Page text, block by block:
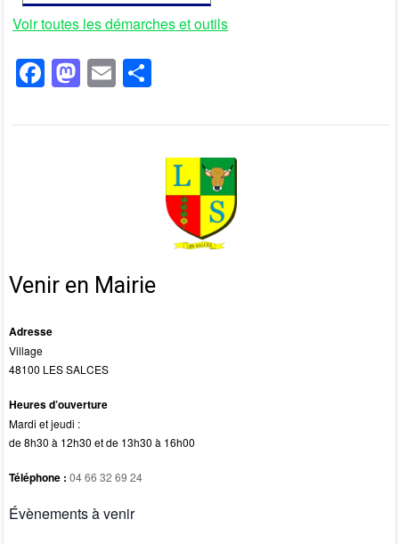
Voir toutes les démarches et outils
F
c
k
M
st
E
ailta
g
er
Venir en Mairie
Adresse
Village
48100 LES SALCES
Heures d’ouverture
Mardi et jeudi :
de 8h30 à 12h30 et de 13h30 à 16h00
Téléphone : 04 66 32 69 24
Évènements à venir